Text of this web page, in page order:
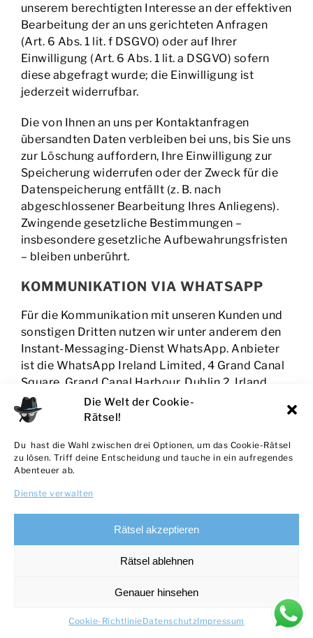
Die Welt der Cookie-
Rätsel!
Du hast die Wahl zwischen drei Optionen, um das Cookie-Rätsel
zu lösen. Triff deine Entscheidung und tauche in ein aufregendes
Abenteuer ab.
Dienste verwalten
Rätsel akzeptieren
Rätsel ablehnen
Genauer hinsehen
Cookie-RichtlinieDatenschutzImpressum
unserem berechtigten Interesse an der effektiven
Bearbeitung der an uns gerichteten Anfragen
(Art. 6 Abs. 1 lit. f DSGVO) oder auf Ihrer
Einwilligung (Art. 6 Abs. 1 lit. a DSGVO) sofern
diese abgefragt wurde; die Einwilligung ist
jederzeit widerrufbar.
Die von Ihnen an uns per Kontaktanfragen
übersandten Daten verbleiben bei uns, bis Sie uns
zur Löschung auffordern, Ihre Einwilligung zur
Speicherung widerrufen oder der Zweck für die
Datenspeicherung entfällt (z. B. nach
abgeschlossener Bearbeitung Ihres Anliegens).
Zwingende gesetzliche Bestimmungen –
insbesondere gesetzliche Aufbewahrungsfristen
– bleiben unberührt.
KOMMUNIKATION VIA WHATSAPP
Für die Kommunikation mit unseren Kunden und
sonstigen Dritten nutzen wir unter anderem den
Instant-Messaging-Dienst WhatsApp. Anbieter
ist die WhatsApp Ireland Limited, 4 Grand Canal
Square, Grand Canal Harbour, Dublin 2, Irland.
Die Kommunikation erfolgt über eine Ende-zu-
verhindert, dass WhatsApp oder sonstige Dritte
Zugriff auf die Kommunikationsinhalte erlangen
Metadaten, die im Zuge des
Kommunikationsvorgangs entstehen (z. B.
Absender, Empfänger und Zeitpunkt). Wir weisen
ferner darauf hin, dass WhatsApp nach eigener
Aussage, personenbezogene Daten seiner Nutzer
Meta teilt. Weitere Details zur Datenverarbeitung